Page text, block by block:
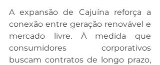
A expansão de Cajuína reforça a
conexão entre geração renovável e
mercado livre. À medida que
consumidores corporativos
buscam contratos de longo prazo,